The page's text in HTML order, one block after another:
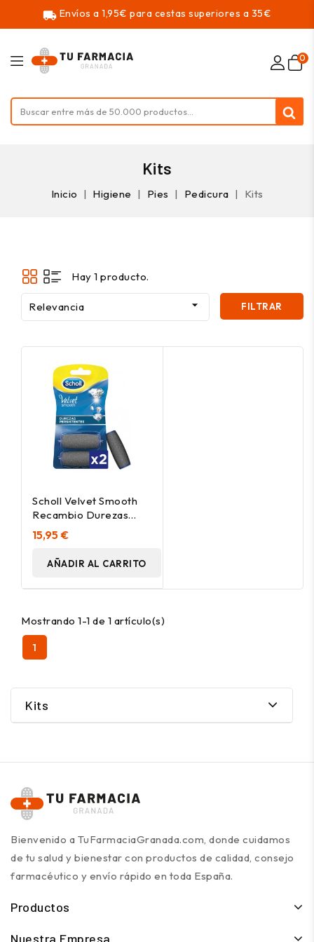
local_shipping Envíos a 1,95€ para cestas superiores a 35€
0
Kits
Inicio Higiene Pies Pedicura Kits
Hay 1 producto.
Relevancia  FILTRAR
Scholl Velvet Smooth
Recambio Durezas
Persistentes Diamond
Crystals, 2 Uds
15,95 €
AÑADIR AL CARRITO
Mostrando 1-1 de 1 artículo(s)
1
Kits
Bienvenido a TuFarmaciaGranada.com, donde cuidamos
de tu salud y bienestar con productos de calidad, consejo
farmacéutico y envío rápido en toda España.
Productos
Nuestra Empresa